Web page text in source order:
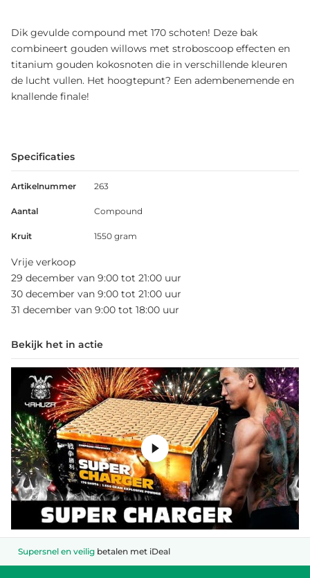
Dik gevulde compound met 170 schoten! Deze bak
combineert gouden willows met stroboscoop effecten en
titanium gouden kokosnoten die in verschillende kleuren
de lucht vullen. Het hoogtepunt? Een adembenemende en
knallende finale!
Specificaties
Artikelnummer 263
Aantal Compound
Kruit 1550 gram
Vrije verkoop
29 december van 9:00 tot 21:00 uur
30 december van 9:00 tot 21:00 uur
31 december van 9:00 tot 18:00 uur
Bekijk het in actie
Supersnel en veilig betalen met iDeal